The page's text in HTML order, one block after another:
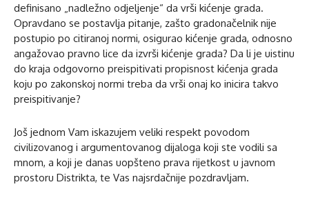
definisano „nadležno odjeljenje“ da vrši kićenje grada.
Opravdano se postavlja pitanje, zašto gradonačelnik nije
postupio po citiranoj normi, osigurao kićenje grada, odnosno
angažovao pravno lice da izvrši kićenje grada? Da li je uistinu
do kraja odgovorno preispitivati propisnost kićenja grada
koju po zakonskoj normi treba da vrši onaj ko inicira takvo
preispitivanje?
Još jednom Vam iskazujem veliki respekt povodom
civilizovanog i argumentovanog dijaloga koji ste vodili sa
mnom, a koji je danas uopšteno prava rijetkost u javnom
prostoru Distrikta, te Vas najsrdačnije pozdravljam.